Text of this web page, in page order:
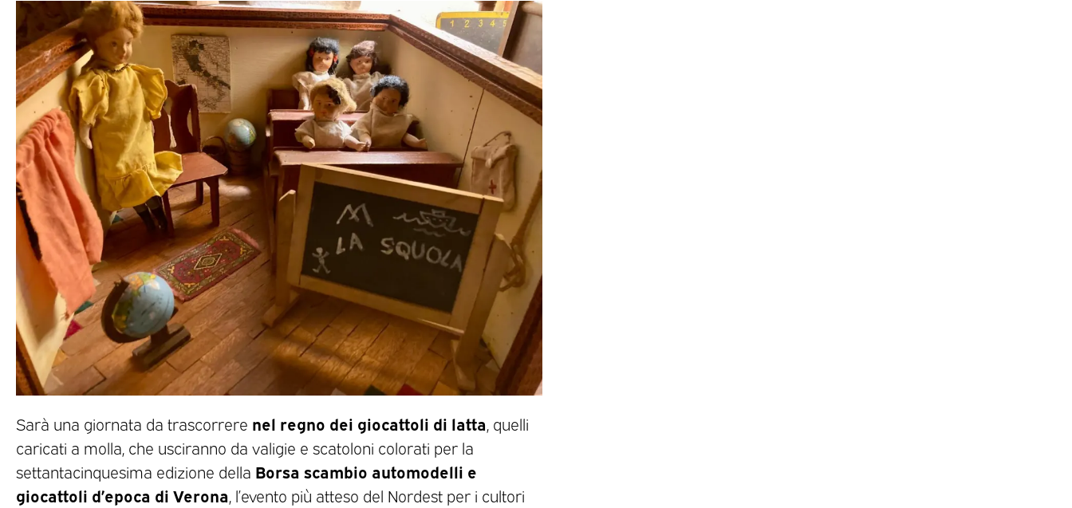
Sarà una giornata da trascorrere nel regno dei giocattoli di latta , quelli
caricati a molla, che usciranno da valigie e scatoloni colorati per la
settantacinquesima edizione della Borsa scambio automodelli e
giocattoli d’epoca di Verona , l’evento più atteso del Nordest per i cultori